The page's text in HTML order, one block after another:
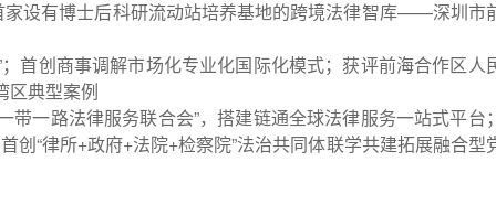
设有博士后科研流动站培养基地的跨境法律智库——深圳市
首创商事调解市场化专业化国际化模式；获评前海合作区人
区典型案例
一路法律服务联合会”，搭建链通全球法律服务一站式平台
创“律所+政府+法院+检察院”法治共同体联学共建拓展融合型